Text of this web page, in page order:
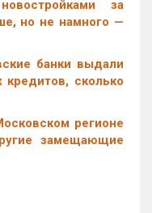
за
но не намного —
банки выдали
сколько
регионе
замещающие